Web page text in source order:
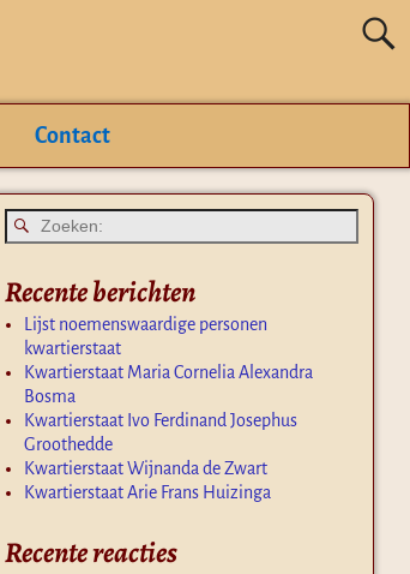
Contact
Recente berichten
Lijst noemenswaardige personen
kwartierstaat
Kwartierstaat Maria Cornelia Alexandra
Bosma
Kwartierstaat Ivo Ferdinand Josephus
Groothedde
Kwartierstaat Wijnanda de Zwart
Kwartierstaat Arie Frans Huizinga
Recente reacties